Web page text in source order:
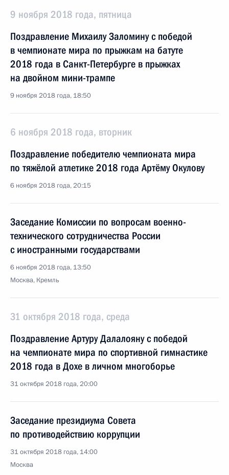
9 ноября 2018 года, пятница
Поздравление Михаилу Заломину с победой
в чемпионате мира по прыжкам на батуте
2018 года в Санкт-Петербурге в прыжках
на двойном мини-трампе
9 ноября 2018 года, 18:50
6 ноября 2018 года, вторник
Поздравление победителю чемпионата мира
по тяжёлой атлетике 2018 года Артёму Окулову
6 ноября 2018 года, 20:15
Заседание Комиссии по вопросам военно-
технического сотрудничества России
с иностранными государствами
6 ноября 2018 года, 13:50
Москва, Кремль
31 октября 2018 года, среда
Поздравление Артуру Далалояну с победой
на чемпионате мира по спортивной гимнастике
2018 года в Дохе в личном многоборье
31 октября 2018 года, 20:00
Заседание президиума Совета
по противодействию коррупции
31 октября 2018 года, 14:00
Москва